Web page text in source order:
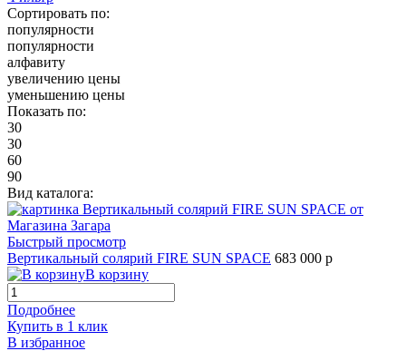
Сортировать по:
популярности
популярности
алфавиту
увеличению цены
уменьшению цены
Показать по:
30
30
60
90
Вид каталога:
Быстрый просмотр
Вертикальный солярий FIRE SUN SPACE 683 000 р
В корзину
Подробнее
Купить в 1 клик
В избранное